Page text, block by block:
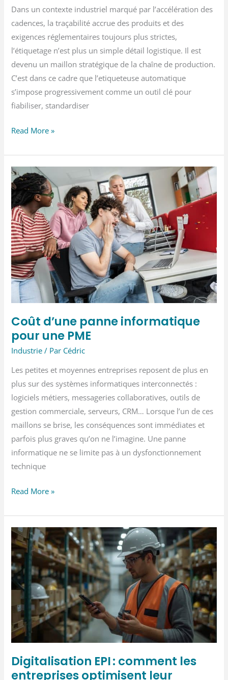
Dans un contexte industriel marqué par l’accélération des
cadences, la traçabilité accrue des produits et des
exigences réglementaires toujours plus strictes,
l’étiquetage n’est plus un simple détail logistique. Il est
devenu un maillon stratégique de la chaîne de production.
C’est dans ce cadre que l’etiqueteuse automatique
s’impose progressivement comme un outil clé pour
fiabiliser, standardiser
Étiquetage
:
comment
les
étiqueteuses
automatiques
transforment
les
process
Read More »
Coût d’une panne informatique
pour une PME
Industrie / Par Cédric
Les petites et moyennes entreprises reposent de plus en
plus sur des systèmes informatiques interconnectés :
logiciels métiers, messageries collaboratives, outils de
gestion commerciale, serveurs, CRM… Lorsque l’un de ces
maillons se brise, les conséquences sont immédiates et
parfois plus graves qu’on ne l’imagine. Une panne
informatique ne se limite pas à un dysfonctionnement
technique
Coût
panne
informatique
pour
une
PME
Read More »
Digitalisation EPI : comment les
entreprises optimisent leur